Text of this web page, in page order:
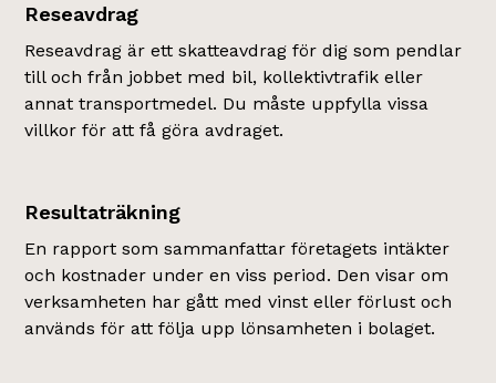
Reseavdrag
Reseavdrag är ett skatteavdrag för dig som pendlar
till och från jobbet med bil, kollektivtrafik eller
annat transportmedel. Du måste uppfylla vissa
villkor för att få göra avdraget.
Resultaträkning
En rapport som sammanfattar företagets intäkter
och kostnader under en viss period. Den visar om
verksamheten har gått med vinst eller förlust och
används för att följa upp lönsamheten i bolaget.